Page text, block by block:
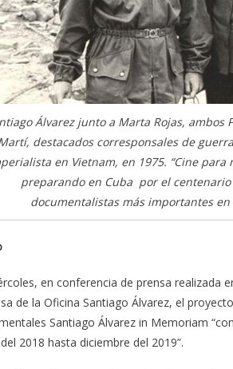
Álvarez junto a Marta Rojas, ambos
destacados corresponsales de
en Vietnam, en 1975. “Cine para
preparando en Cuba por el
documentalistas más importantes en
en conferencia de prensa realizada
de la Oficina Santiago Álvarez, el
Santiago Álvarez in Memoriam
2018 hasta diciembre del 2019”.